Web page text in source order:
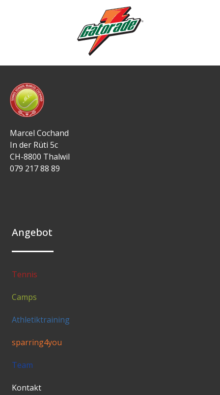
Marcel Cochand
In der Rüti 5c
CH-8800 Thalwil
079 217 88 89
Angebot
Tennis
Camps
Athletiktraining
sparring4you
Team
Kontakt